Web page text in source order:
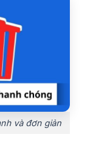
và đơn giản